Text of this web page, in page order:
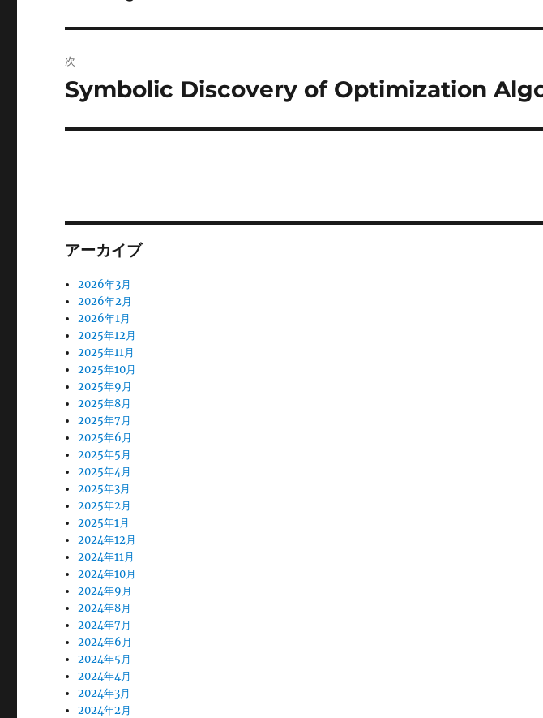
ゲ
ン
投
稿:
次
次
投
Symbolic Discovery of Optimization
アーカイブ
2026年3月
2026年2月
2026年1月
2025年12月
2025年11月
2025年10月
2025年9月
2025年8月
2025年7月
2025年6月
2025年5月
2025年4月
2025年3月
2025年2月
2025年1月
2024年12月
2024年11月
2024年10月
2024年9月
2024年8月
2024年7月
2024年6月
2024年5月
2024年4月
2024年3月
2024年2月